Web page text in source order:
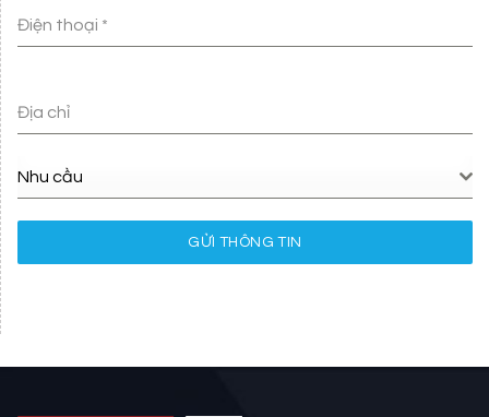
Điện thoại *
Địa chỉ
Nhu cầu
GỬI THÔNG TIN